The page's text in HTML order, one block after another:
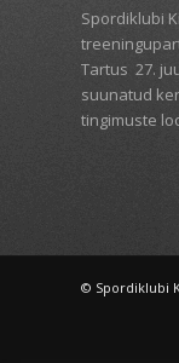
Spordiklubi
Tartus 27.
suunatud
tingimuste
© Spordiklubi